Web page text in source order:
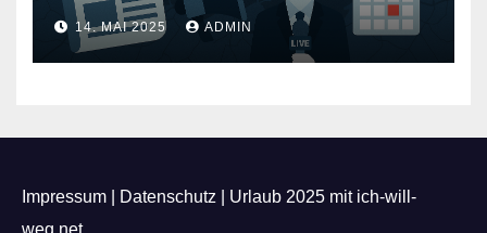
Feuerwerk
14. MAI 2025 ADMIN
Impressum Datenschutz
Urlaub 2025 mit ich-will-